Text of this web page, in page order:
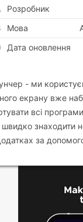
Розробник
Мова
Дата оновлення
- ми
екрану вже
всі
швидко знаходити
за